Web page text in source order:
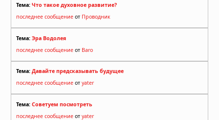
Тема: Что такое духовное развитие?
последнее сообщение от Проводник
Тема: Эра Водолея
последнее сообщение от Baro
Тема: Давайте предсказывать будущее
последнее сообщение от yater
Тема: Советуем посмотреть
последнее сообщение от yater